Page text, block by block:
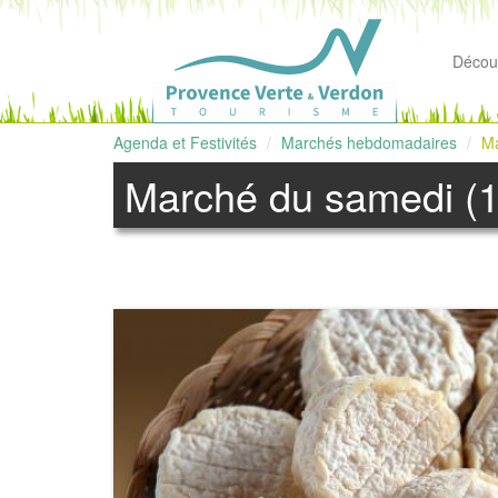
Agenda et Festivités Marchés hebdomadaires
Marché du samedi